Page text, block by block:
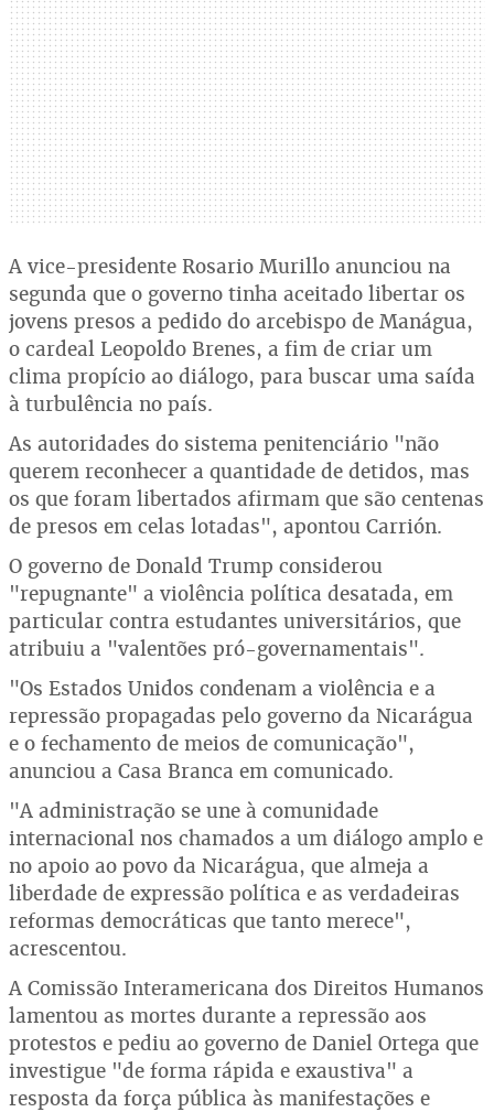
A vice-presidente Rosario Murillo anunciou na
segunda que o governo tinha aceitado libertar os
jovens presos a pedido do arcebispo de Manágua,
o cardeal Leopoldo Brenes, a fim de criar um
clima propício ao diálogo, para buscar uma saída
à turbulência no país.
As autoridades do sistema penitenciário "não
querem reconhecer a quantidade de detidos, mas
os que foram libertados afirmam que são centenas
de presos em celas lotadas", apontou Carrión.
O governo de Donald Trump considerou
"repugnante" a violência política desatada, em
particular contra estudantes universitários, que
atribuiu a "valentões pró-governamentais".
"Os Estados Unidos condenam a violência e a
repressão propagadas pelo governo da Nicarágua
e o fechamento de meios de comunicação",
anunciou a Casa Branca em comunicado.
"A administração se une à comunidade
internacional nos chamados a um diálogo amplo e
no apoio ao povo da Nicarágua, que almeja a
liberdade de expressão política e as verdadeiras
reformas democráticas que tanto merece",
acrescentou.
A Comissão Interamericana dos Direitos Humanos
lamentou as mortes durante a repressão aos
protestos e pediu ao governo de Daniel Ortega que
investigue "de forma rápida e exaustiva" a
resposta da força pública às manifestações e